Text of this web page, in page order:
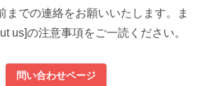
までの連絡をお願いいたします。ま
us]の注意事項をご一読ください。
問い合わせページ